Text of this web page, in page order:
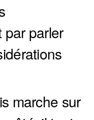
par parler
marche sur